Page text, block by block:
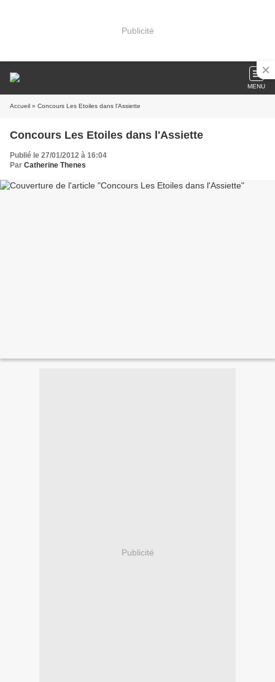
Publicité
MENU
Accueil » Concours Les Etoiles dans l'Assiette
Concours Les Etoiles dans l'Assiette
Publié le 27/01/2012 à 16:04
Par Catherine Thenes
Publicité